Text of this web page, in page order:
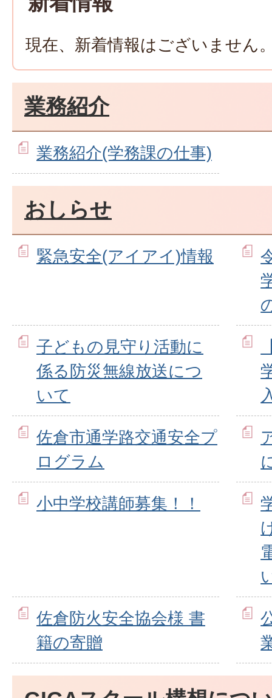
現在、新着情報はございません
業務紹介
業務紹介(学務課の仕事)
おしらせ
緊急安全(アイアイ)情報
子どもの見守り活動に
係る防災無線放送につ
いて
佐倉市通学路交通安全プ
ログラム
小中学校講師募集！！
佐倉防火安全協会様 書
籍の寄贈